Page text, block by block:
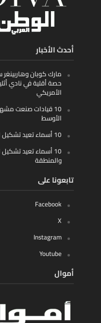
أحدث الأخبار
مارك كوبان
حصة أقلية في نادي
الأمريكي
10 قيادات صنعت
الأوسط
10 أسماء تعيد تشكيل اللوجستيات الذكية في الخليج
10 أسماء تعيد
والمنطقة
تابعونا على
Facebook
X
Instagram
Youtube
أموال